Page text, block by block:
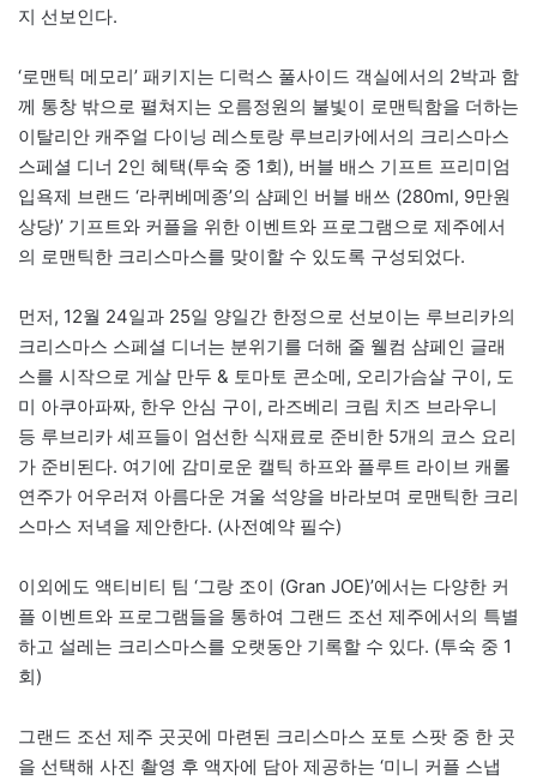
지 선보인다.
‘로맨틱 메모리’ 패키지는 디럭스 풀사이드 객실에서의 2박과 함
께 통창 밖으로 펼쳐지는 오름정원의 불빛이 로맨틱함을 더하는
이탈리안 캐주얼 다이닝 레스토랑 루브리카에서의 크리스마스
스페셜 디너 2인 혜택(투숙 중 1회), 버블 배스 기프트 프리미엄
입욕제 브랜드 ‘라퀴베메종’의 샴페인 버블 배쓰 (280ml, 9만원
상당)’ 기프트와 커플을 위한 이벤트와 프로그램으로 제주에서
의 로맨틱한 크리스마스를 맞이할 수 있도록 구성되었다.
먼저, 12월 24일과 25일 양일간 한정으로 선보이는 루브리카의
크리스마스 스페셜 디너는 분위기를 더해 줄 웰컴 샴페인 글래
스를 시작으로 게살 만두 & 토마토 콘소메, 오리가슴살 구이, 도
미 아쿠아파짜, 한우 안심 구이, 라즈베리 크림 치즈 브라우니
등 루브리카 셰프들이 엄선한 식재료로 준비한 5개의 코스 요리
가 준비된다. 여기에 감미로운 캘틱 하프와 플루트 라이브 캐롤
연주가 어우러져 아름다운 겨울 석양을 바라보며 로맨틱한 크리
스마스 저녁을 제안한다. (사전예약 필수)
이외에도 액티비티 팀 ‘그랑 조이 (Gran JOE)’에서는 다양한 커
플 이벤트와 프로그램들을 통하여 그랜드 조선 제주에서의 특별
하고 설레는 크리스마스를 오랫동안 기록할 수 있다. (투숙 중 1
회)
그랜드 조선 제주 곳곳에 마련된 크리스마스 포토 스팟 중 한 곳
을 선택해 사진 촬영 후 액자에 담아 제공하는 ‘미니 커플 스냅